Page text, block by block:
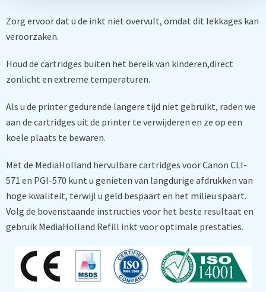
Zorg ervoor dat u de inkt niet overvult, omdat dit lekkages kan
veroorzaken.
Houd de cartridges buiten het bereik van kinderen,direct
zonlicht en extreme temperaturen.
Als u de printer gedurende langere tijd niet gebruikt, raden we
aan de cartridges uit de printer te verwijderen en ze op een
koele plaats te bewaren.
Met de MediaHolland hervulbare cartridges voor Canon CLI-
571 en PGI-570 kunt u genieten van langdurige afdrukken van
hoge kwaliteit, terwijl u geld bespaart en het milieu spaart.
Volg de bovenstaande instructies voor het beste resultaat en
gebruik MediaHolland Refill inkt voor optimale prestaties.